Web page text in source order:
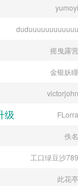
yumoyi
duduuuuuuuuuuuu
摇曳露营
金银妖瞳
victorjohn
级 FLorra
佚名
工口绿豆沙789
此花亭